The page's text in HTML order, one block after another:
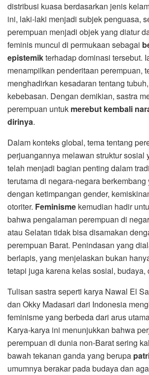
distribusi kuasa berdasarkan jenis
ini, laki-laki menjadi subjek penguasa,
perempuan menjadi objek yang diatur
feminis muncul di permukaan sebagai
epistemikterhadap dominasi tersebut.
menampilkan penderitaan perempuan,
menghadirkan kesadaran tentang
kebebasan. Dengan demikian, sastra
perempuan untuk merebut kembali
dirinya.
Dalam konteks global, tema tentang
perjuangannya melawan struktur sosial
telah menjadi bagian penting dalam
terutama di negara-negara
dengan ketimpangan gender,
otoriter. Feminisme kemudian hadir
bahwa pengalaman perempuan di
atau Selatan tidak bisa disamakan
perempuan Barat. Penindasan yang
berlapis, yang menjelaskan bukan
tetapi juga karena kelas sosial, budaya,
Tulisan sastra seperti karya Nawal El
dan Okky Madasari dari Indonesia
feminisme yang berbeda dari arus
Karya-karya ini menunjukkan bahwa
perempuan di dunia non-Barat sering
bawah tekanan ganda yang berupa
umumnya berakar pada budaya dan